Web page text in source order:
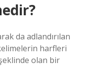
da adlandırılan
harfleri
olan bir